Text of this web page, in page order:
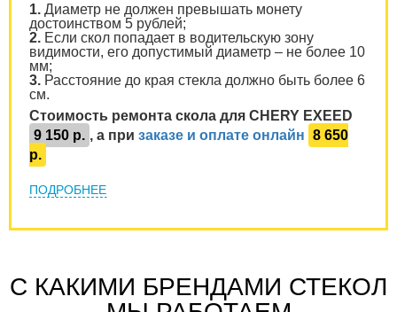
1. Диаметр не должен превышать монету
достоинством 5 рублей;
2. Если скол попадает в водительскую зону
видимости, его допустимый диаметр – не более 10
мм;
3. Расстояние до края стекла должно быть более 6
см.
Стоимость ремонта скола для CHERY EXEED
9 150 р. , а при заказе и оплате онлайн 8 650
р.
ПОДРОБНЕЕ
С КАКИМИ БРЕНДАМИ СТЕКОЛ